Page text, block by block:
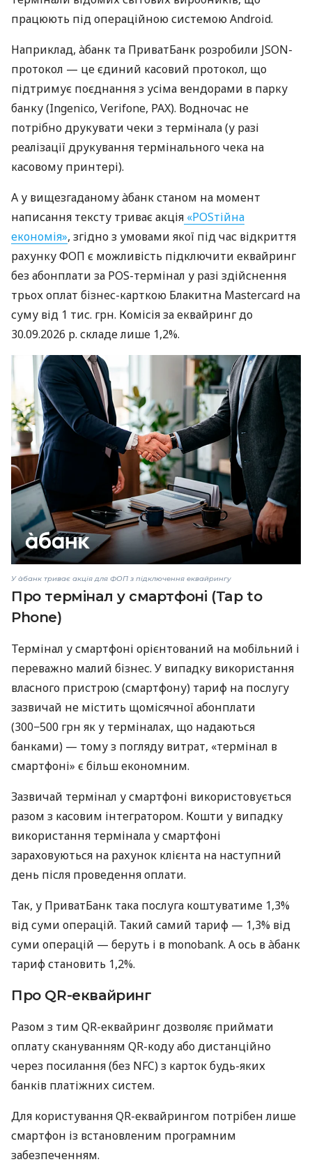
працюють під операційною системою Android.
Наприклад, àбанк та ПриватБанк розробили JSON-
протокол — це єдиний касовий протокол, що
підтримує поєднання з усіма вендорами в парку
банку (Ingenico, Verifone, PAX). Водночас не
потрібно друкувати чеки з термінала (у разі
реалізації друкування термінального чека на
касовому принтері).
А у вищезгаданому àбанк станом на момент
написання тексту триває акція «POSтійна
економія», згідно з умовами якої під час відкриття
рахунку ФОП є можливість підключити еквайринг
без абонплати за POS-термінал у разі здійснення
трьох оплат бізнес-карткою Блакитна Mastercard на
суму від 1 тис. грн. Комісія за еквайринг до
30.09.2026 р. складе лише 1,2%.
У àбанк триває акція для ФОП з підключення еквайрингу
Про термінал у смартфоні (Tap to
Phone)
Термінал у смартфоні орієнтований на мобільний і
переважно малий бізнес. У випадку використання
власного пристрою (смартфону) тариф на послугу
зазвичай не містить щомісячної абонплати
(300−500 грн як у терміналах, що надаються
банками) — тому з погляду витрат, «термінал в
смартфоні» є більш економним.
Зазвичай термінал у смартфоні використовується
разом з касовим інтегратором. Кошти у випадку
використання термінала у смартфоні
зараховуються на рахунок клієнта на наступний
день після проведення оплати.
Так, у ПриватБанк така послуга коштуватиме 1,3%
від суми операцій. Такий самий тариф — 1,3% від
суми операцій — беруть і в monobank. А ось в àбанк
тариф становить 1,2%.
Про QR-еквайринг
Разом з тим QR-еквайринг дозволяє приймати
оплату скануванням QR-коду або дистанційно
через посилання (без NFC) з карток будь-яких
банків платіжних систем.
Для користування QR-еквайрингом потрібен лише
смартфон із встановленим програмним
забезпеченням.